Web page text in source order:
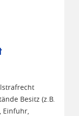
Besitz (z.B.
Einfuhr,